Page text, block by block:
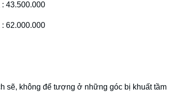
43.500.000
62.000.000
sẽ, không để tượng ở những góc bị khuất tầm